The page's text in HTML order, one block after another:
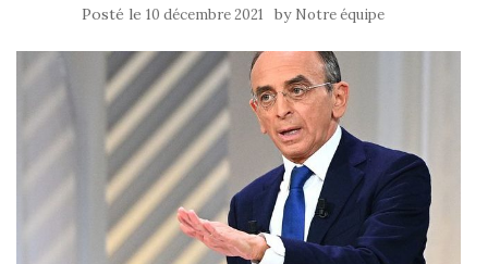
Posté le 10 décembre 2021 by Notre équipe